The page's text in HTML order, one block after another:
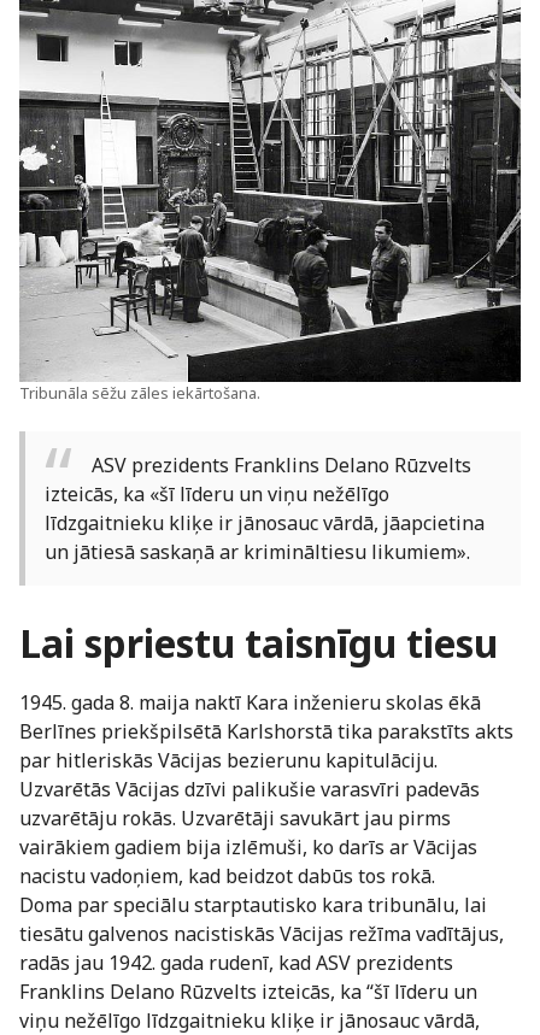
Tribunāla sēžu zāles iekārtošana.
ASV prezidents Franklins Delano Rūzvelts
izteicās, ka «šī līderu un viņu nežēlīgo
līdzgaitnieku kliķe ir jānosauc vārdā, jāapcietina
un jātiesā saskaņā ar krimināltiesu likumiem».
Lai spriestu taisnīgu tiesu
1945. gada 8. maija naktī Kara inženieru skolas ēkā
Berlīnes priekšpilsētā Karlshorstā tika parakstīts akts
par hitleriskās Vācijas bezierunu kapitulāciju.
Uzvarētās Vācijas dzīvi palikušie varasvīri padevās
uzvarētāju rokās. Uzvarētāji savukārt jau pirms
vairākiem gadiem bija izlēmuši, ko darīs ar Vācijas
nacistu vadoņiem, kad beidzot dabūs tos rokā.
Doma par speciālu starptautisko kara tribunālu, lai
tiesātu galvenos nacistiskās Vācijas režīma vadītājus,
radās jau 1942. gada rudenī, kad ASV prezidents
Franklins Delano Rūzvelts izteicās, ka “šī līderu un
viņu nežēlīgo līdzgaitnieku kliķe ir jānosauc vārdā,